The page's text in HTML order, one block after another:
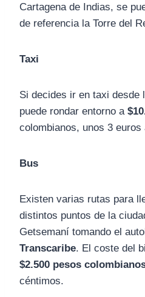
Cartagena de Indias, se
de referencia la Torre del
Taxi
Si decides ir en taxi desde
puede rondar entorno a
colombianos, unos 3 euros
Bus
Existen varias rutas para
distintos puntos de la
Getsemaní tomando el
Transcaribe. El coste del
$2.500 pesos
céntimos.